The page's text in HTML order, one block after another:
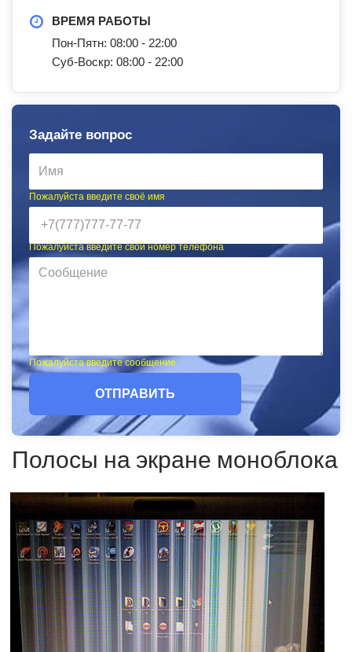
ВРЕМЯ РАБОТЫ
Пон-Пятн: 08:00 - 22:00
Суб-Воскр: 08:00 - 22:00
Задайте вопрос
Пожалуйста введите своё имя
Пожалуйста введите свой номер телефона
Пожалуйста введите сообщение
ОТПРАВИТЬ
Полосы на экране моноблока